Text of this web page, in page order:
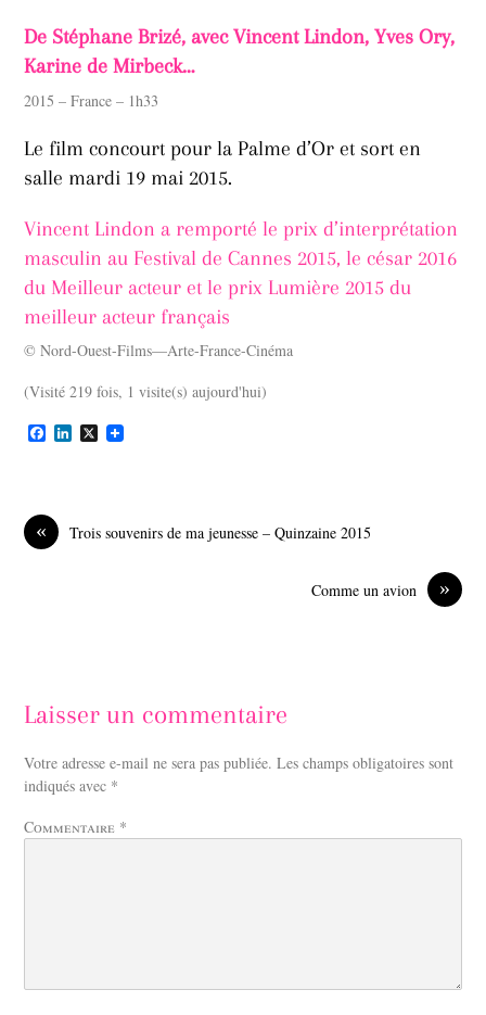
De Stéphane Brizé, avec Vincent Lindon, Yves Ory,
Karine de Mirbeck…
2015 – France – 1h33
Le film concourt pour la Palme d’Or et sort en
salle mardi 19 mai 2015.
Vincent Lindon a remporté le prix d’interprétation
masculin au Festival de Cannes 2015, le césar 2016
du Meilleur acteur et le prix Lumière 2015 du
meilleur acteur français
© Nord-Ouest-Films—Arte-France-Cinéma
(Visité 219 fois, 1 visite(s) aujourd'hui)
F
o
o
k
L
I
X
« Trois souvenirs de ma jeunesse – Quinzaine 2015
»
Comme un avion
Laisser un commentaire
Votre adresse e-mail ne sera pas publiée. Les champs obligatoires sont
indiqués avec *
Commentaire *